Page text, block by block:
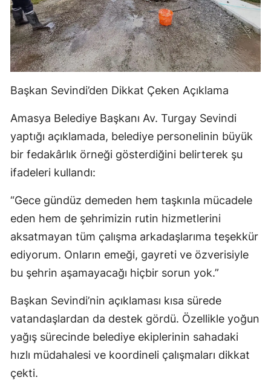
Başkan Sevindi’den Dikkat Çeken Açıklama
Amasya Belediye Başkanı Av. Turgay Sevindi
yaptığı açıklamada, belediye personelinin büyük
bir fedakârlık örneği gösterdiğini belirterek şu
ifadeleri kullandı:
“Gece gündüz demeden hem taşkınla mücadele
eden hem de şehrimizin rutin hizmetlerini
aksatmayan tüm çalışma arkadaşlarıma teşekkür
ediyorum. Onların emeği, gayreti ve özverisiyle
bu şehrin aşamayacağı hiçbir sorun yok.”
Başkan Sevindi’nin açıklaması kısa sürede
vatandaşlardan da destek gördü. Özellikle yoğun
yağış sürecinde belediye ekiplerinin sahadaki
hızlı müdahalesi ve koordineli çalışmaları dikkat
çekti.